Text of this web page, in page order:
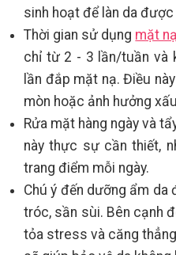
sinh hoạt để làn da
Thời gian sử dụng mặt
chỉ từ 2 - 3 lần/tuần và
lần đắp mặt nạ. Điều
mòn hoặc ảnh hưởng
Rửa mặt hàng ngày và
này thực sự cần thiết,
trang điểm mỗi ngày.
Chú ý đến dưỡng ẩm da
tróc, sần sùi. Bên cạnh
tỏa stress và căng